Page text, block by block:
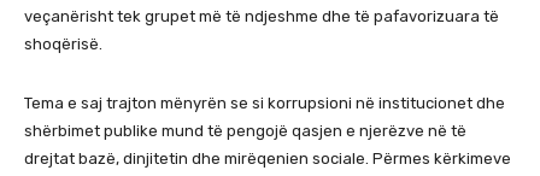
veçanërisht tek grupet më të ndjeshme dhe të pafavorizuara të
shoqërisë.
Tema e saj trajton mënyrën se si korrupsioni në institucionet dhe
shërbimet publike mund të pengojë qasjen e njerëzve në të
drejtat bazë, dinjitetin dhe mirëqenien sociale. Përmes kërkimeve